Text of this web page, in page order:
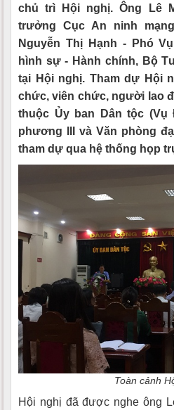
chủ trì Hội nghị. Ông Lê
trưởng Cục An ninh
Nguyễn Thị Hạnh - Phó
hình sự - Hành chính, Bộ
tại Hội nghị. Tham dự Hội
chức, viên chức, người lao
thuộc Ủy ban Dân tộc
phương III và Văn phòng
tham dự qua hệ thống họp
Toàn cảnh
Hội nghị đã được nghe ông